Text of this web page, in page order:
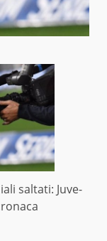
saltati: Juve-